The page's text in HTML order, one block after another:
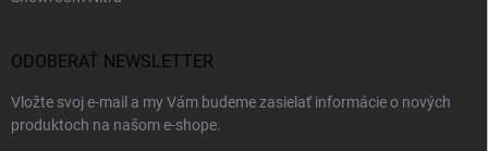
ODOBERAŤ NEWSLETTER
Vložte svoj e-mail a my Vám budeme zasielať informácie o nových
produktoch na našom e-shope.